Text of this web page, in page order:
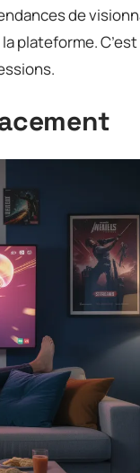
de
plateforme.